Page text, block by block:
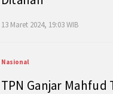
13 Maret 2024, 19:03 WIB
Nasional
TPN Ganjar